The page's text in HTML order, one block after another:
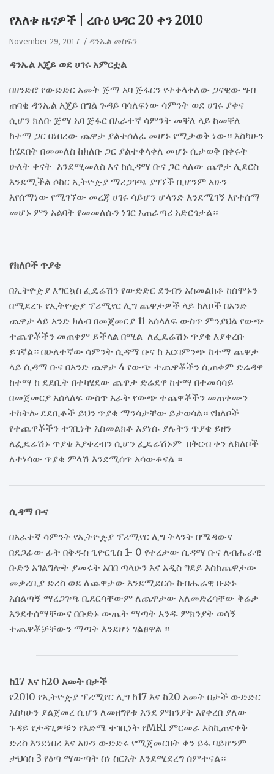
​የእለቱ ዜናዎች | ረቡዕ ህዳር 20 ቀን 2010
November 29, 2017 ዳንኤል መስፍን
ዳንኤል አጄይ ወደ ሀገሩ አምርቷል
በዘንድሮ የውድድር አመት ጅማ አባ ጅፋርን የተቀላቀለው ጋናዊው ግብ
ጠባቂ ዳንኤል አጄይ በግል ጉዳይ ባሳለፍነው ሳምንት ወደ ሀገሩ ያቀና
ሲሆን ክለቡ ጅማ አባ ጅፋር በአራተኛ ሳምንት መቐለ ላይ ከመቐለ
ከተማ ጋር በነበረው ጨዋታ ያልተሰለፈ መሆኑ የሚታወቅ ነው። እስካሁን
ከሄደበት በመመለስ ከክለቡ ጋር ያልተቀላቀለ መሆኑ ሲታወቅ በቀሩት
ሁለት ቀናት እንደሚመለስ እና ከሲዳማ ቡና ጋር ላለው ጨዋታ ሊደርስ
እንደሚችል ሶከር ኢትዮዽያ ማረጋገጫ ያገኘች ቢሆንም አሁን
እየሰማነው የሚገኘው መረጃ ሀገሩ ሳይሆን ሆላንድ እንደሚገኝ እየተሰማ
መሆኑ ምን አልባት የመመለሱን ነገር አጠራጣሪ አድርጎታል።
የክለቦች ጥያቄ
በኢትዮዽያ እግርኳስ ፌዴሬሽን የውድድር ደንብን አስመልክቶ ከሰሞኑን
በሚደረጉ የኢትዮዽያ ፕሪሚየር ሊግ ጨዋታዎች ላይ ክለቦች በአንድ
ጨዋታ ላይ አንድ ክለብ በመጀመርያ 11 አሰላለፍ ውስጥ ምንያህል የውጭ
ተጨዋቾችን መጠቀም ይችላል በሚል ለፌዴሬሽኑ ጥያቄ እያቀረቡ
ይገኛል። በሁለተኛው ሳምንት ሲዳማ ቡና ከ አርባምንጭ ከተማ ጨዋታ
ላይ ሲዳማ ቡና በአንድ ጨዋታ 4 የውጭ ተጨዋቾችን ሲጠቀም ድሬዳዋ
ከተማ ከ ደደቢት በተካሄደው ጨዋታ ድሬደዋ ከተማ በተመሳሳይ
በመጀመርያ አሰላለፍ ውስጥ አራት የውጭ ተጨዋቾችን መጠቀሙን
ተከትሎ ደደቢቶች ይህን ጥያቄ ማንሳታቸው ይታወሳል። የክለቦች
የተጨዋቾችን ተገቢነት አስመልክቶ እያነሱ ያሉትን ጥያቄ ይዘን
ለፌዴሬሽኑ ጥያቄ እያቀረብን ሲሆን ፌዴሬሽኑም በቅርብ ቀን ለክለቦች
ለተነሳው ጥያቄ ምላሽ እንደሚሰጥ አሳውቆናል ።
ሲዳማ ቡና
በአራተኛ ሳምንት የኢትዮዽያ ፕሪሚየር ሊግ ትላንት በሜዳውና
በደጋፊው ፊት በቅዱስ ጊዮርጊስ 1- 0 የተረታው ሲዳማ ቡና ለብሔራዊ
ቡድን አገልግሎት ያመሩት አበበ ጣላሁን እና አዲስ ግደይ እስከጨዋታው
መቃረቢያ ድረስ ወደ ለጨዋታው እንደሚደርሱ ከብሔራዊ ቡድኑ
አሰልጣኝ ማረጋገጫ ቢደርሳቸውም ለጨዋታው አለመድረሳቸው ቅሬታ
እንደተሰማቸውና በቡድኑ ውጤት ማጣት አንዱ ምክንያት ወሳኝ
ተጨዋቾቻቸውን ማጣት እንደሆነ ገልፀዋል ።
ከ17 እና ከ20 አመት በታች
የ2010 የኢትዮዽያ ፕሪሚየር ሊግ ከ17 እና ከ20 አመት በታች ውድድር
እስካሁን ያልጀመረ ሲሆን ለመዘግየቱ እንደ ምክንያት እየቀረበ ያለው
ጉዳይ የታዳጊዎቹን የእድሜ ተገቢነት የMRI ምርመራ እስኪጠናቀቅ
ድረስ እንደነበረ እና አሁን ውድድሩ የሚጀመርበት ቀን ይፋ ባይሆንም
ታህሳስ 3 የዕጣ ማውጣት ስነ ስርአት እንደሚደረግ ሰምተናል።